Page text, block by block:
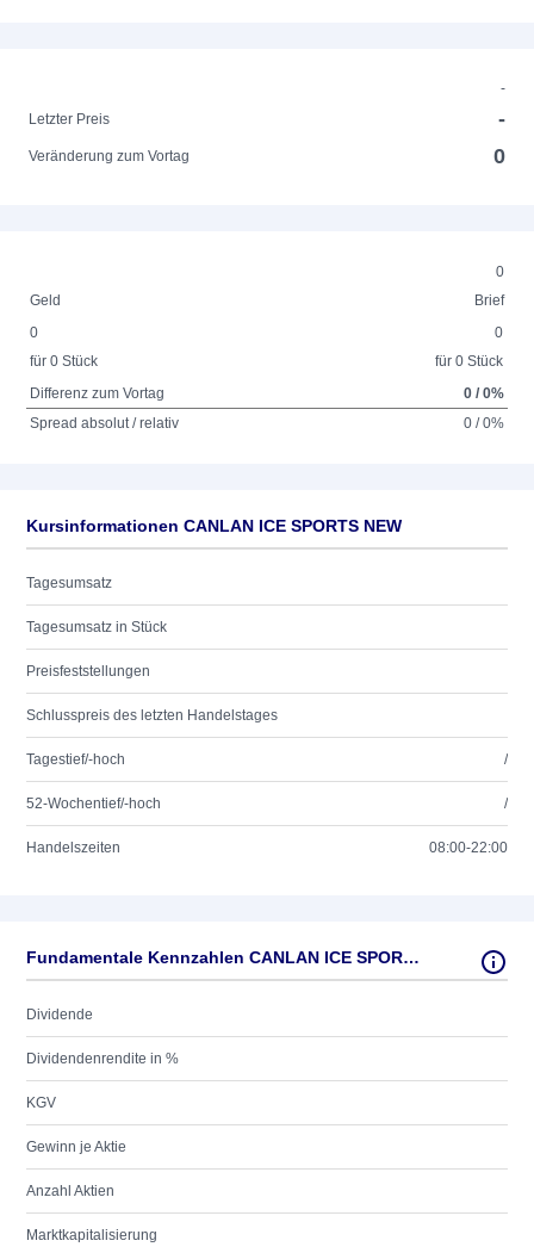
-
Letzter Preis
-
Veränderung zum Vortag 0
0
Geld
Brief
0
für 0 Stück
0
für 0 Stück
Differenz zum Vortag
0 / 0%
Spread absolut / relativ
0 / 0%
Kursinformationen CANLAN ICE SPORTS NEW
Tagesumsatz
Tagesumsatz in Stück
Preisfeststellungen
Schlusspreis des letzten Handelstages
Tagestief/-hoch /
52-Wochentief/-hoch /
Handelszeiten 08:00-22:00
Fundamentale Kennzahlen CANLAN ICE SPORTS NEW
Dividende
Dividendenrendite in %
KGV
Gewinn je Aktie
Anzahl Aktien
Marktkapitalisierung